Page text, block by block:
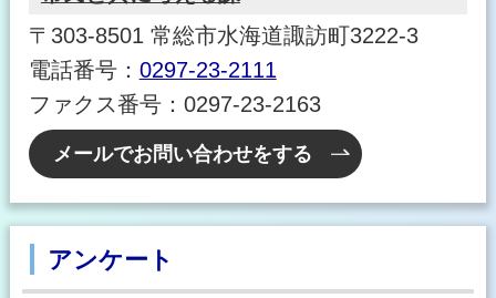
〒303-8501 常総市水海道諏訪町3222-3
電話番号： 0297-23-2111
ファクス番号：0297-23-2163
メールでお問い合わせをする
アンケート